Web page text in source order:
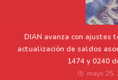
DIAN avanza con ajustes
actualización de saldos
1474 y 0240
mayo 25,